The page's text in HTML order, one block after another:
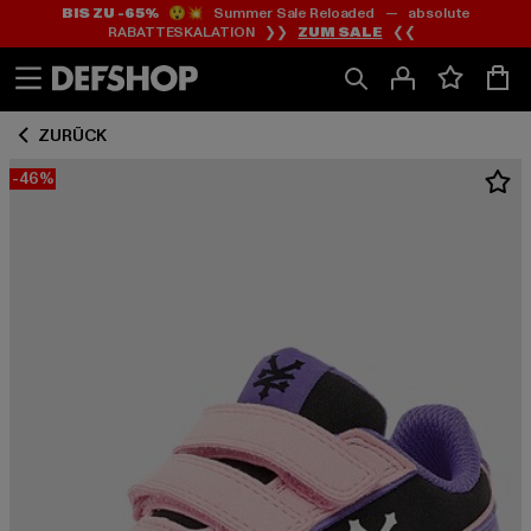
Zum
Inhalt
springen
Zum
Fußzeile
springen
BIS ZU -65%😲💥 Summer Sale Reloaded — absolute
RABATTESKALATION ❯❯ ZUM SALE ❮❮
ZURÜCK
-46%